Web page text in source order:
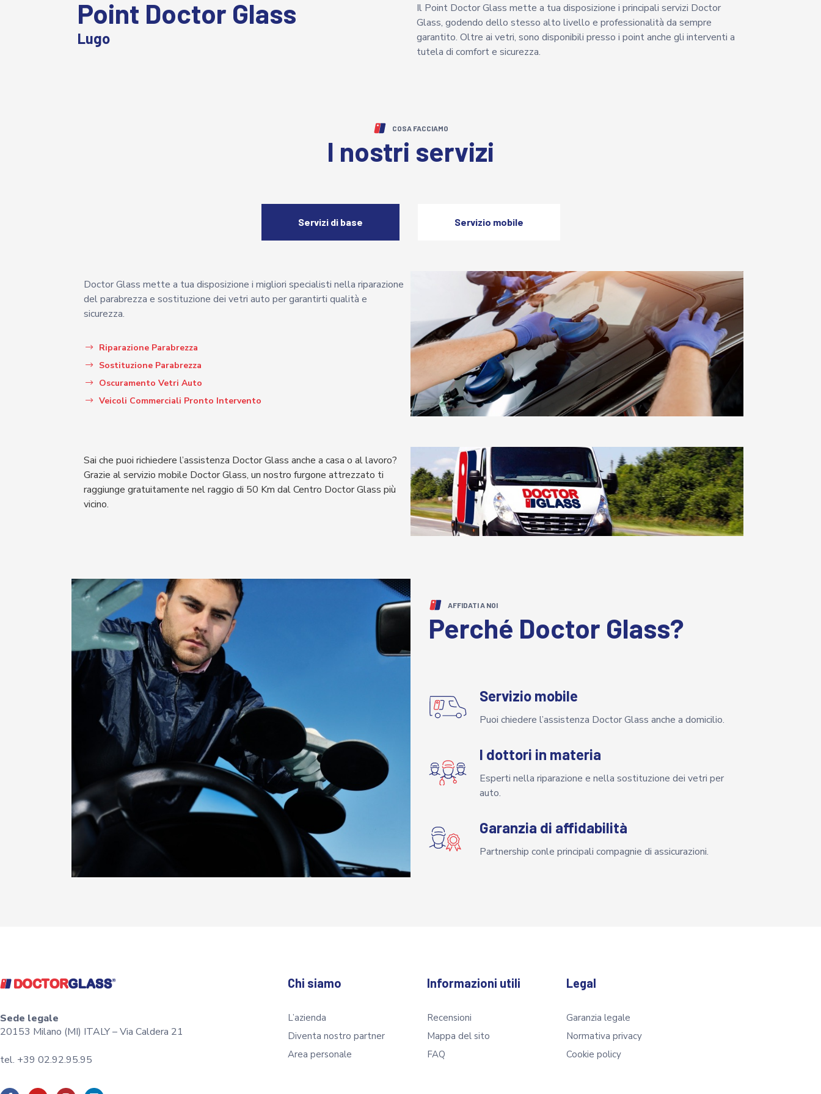
Point Doctor Glass
Lugo
Il Point Doctor Glass mette a tua disposizione i principali servizi Doctor
Glass, godendo dello stesso alto livello e professionalità da sempre
garantito. Oltre ai vetri, sono disponibili presso i point anche gli interventi a
tutela di comfort e sicurezza.
COSA FACCIAMO
I nostri servizi
Servizi di base Servizio mobile
Doctor Glass mette a tua disposizione i migliori specialisti nella riparazione
del parabrezza e sostituzione dei vetri auto per garantirti qualità e
sicurezza.
Riparazione Parabrezza
Sostituzione Parabrezza
Oscuramento Vetri Auto
Veicoli Commerciali Pronto Intervento
Sai che puoi richiedere l’assistenza Doctor Glass anche a casa o al lavoro?
Grazie al servizio mobile Doctor Glass, un nostro furgone attrezzato ti
raggiunge gratuitamente nel raggio di 50 Km dal Centro Doctor Glass più
vicino.
AFFIDATI A NOI
Perché Doctor Glass?
Servizio mobile
Puoi chiedere l’assistenza Doctor Glass anche a domicilio.
I dottori in materia
Esperti nella riparazione e nella sostituzione dei vetri per
auto.
Garanzia di affidabilità
Partnership conle principali compagnie di assicurazioni.
Sede legale
20153 Milano (MI) ITALY – Via Caldera 21
tel. +39 02.92.95.95
Chi siamo
L’azienda
Diventa nostro partner
Area personale
Informazioni utili
Recensioni
Mappa del sito
FAQ
Legal
Garanzia legale
Normativa privacy
Cookie policy